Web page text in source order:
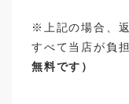
※上記の場合、
すべて当店が負
無料です）